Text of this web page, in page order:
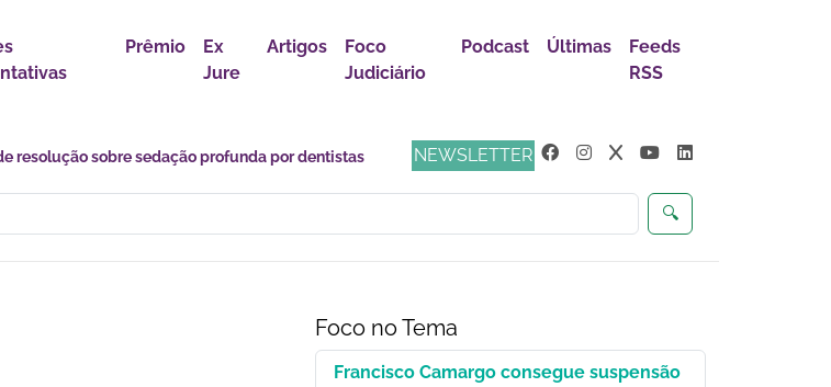
Prêmio
Ex
Jure
Artigos
Foco
Judiciário
Podcast Últimas
Feeds
RSS
NEWSLETTER
🔍
marcada por incertezas e novas
Foco no Tema
Francisco Camargo consegue suspensão